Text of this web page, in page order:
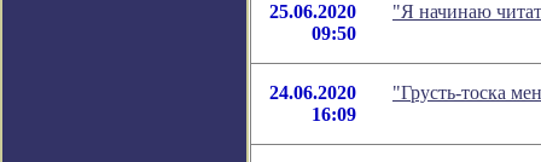
25.06.2020
09:50
"Я начинаю
24.06.2020
16:09
"Грусть-тоска